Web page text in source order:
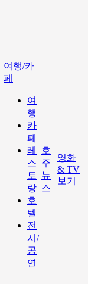
여행/카
페
여
행
카
페
레
스
토
랑
호
텔
전
시/
공
연
호
주
뉴
스
영화
& TV
보기